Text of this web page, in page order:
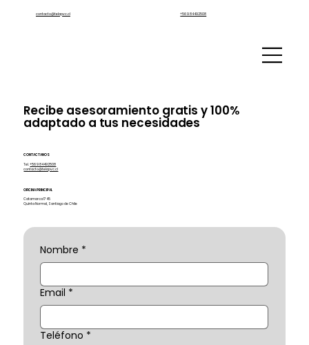
+56 9 84492508
contacto@telapvc.cl
Recibe asesoramiento gratis y 100%
adaptado a tus necesidades
CONTACTANOS
Tel.+56 9 84492508
contacto@telapvc.cl
OFICINA PRINCIPAL
Catamarca 1745
Quinta Normal, Santiago de Chile
Nombre *
Email *
Teléfono *